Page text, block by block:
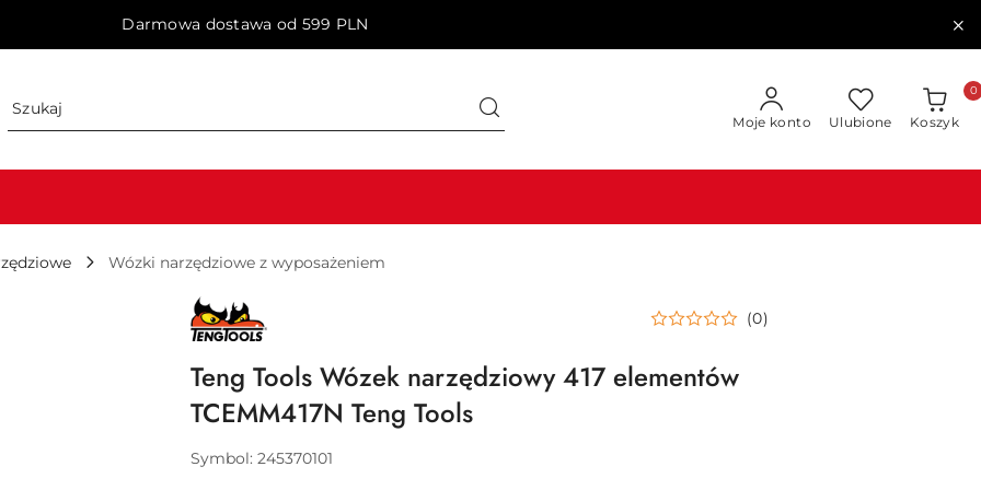
Darmowa dostawa od 599 PLN
Moje konto Ulubione Koszyk
0
Wózki narzędziowe z wyposażeniem
NAZWA
PRODUCENTA:
TENG
(0)
Teng Tools Wózek narzędziowy 417 elementów
TCEMM417N Teng Tools
Symbol: 245370101